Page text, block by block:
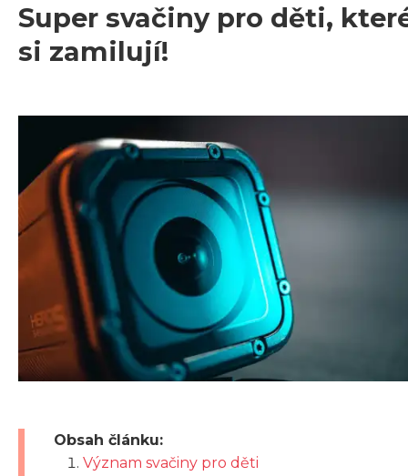
Super svačiny pro děti,
si zamilují!
Obsah článku:
Význam svačiny pro děti